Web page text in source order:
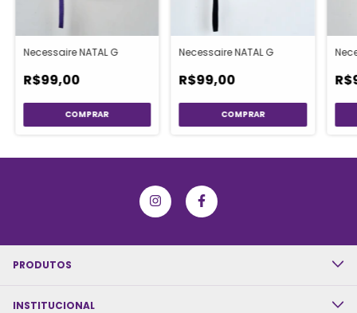
Necessaire NATAL G
R$99,00
Necessaire NATAL G
R$99,00
PRODUTOS
INSTITUCIONAL